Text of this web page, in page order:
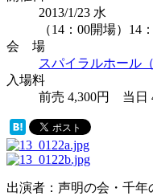
2013/1/23 水
（14：00開場）14
会 場
スパイラルホール
入場料
前売 4,300円 当日
出演者：声明の会・千